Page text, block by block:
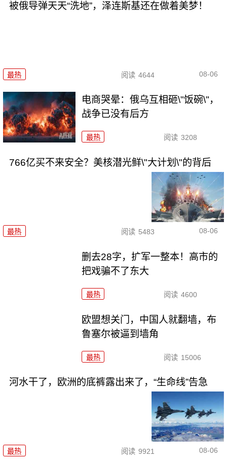
被俄导弹天天“洗地”，泽连斯基还在做着美梦！
最热 阅读 4644 08-06
电商哭晕：俄乌互相砸\"饭碗\"，
战争已没有后方
最热 阅读 3208
766亿买不来安全？美核潜光鲜\"大计划\"的背后
最热 阅读 5483 08-06
删去28字，扩军一整本！高市的
把戏骗不了东大
最热 阅读 4600
欧盟想关门，中国人就翻墙，布
鲁塞尔被逼到墙角
最热 阅读 15006
河水干了，欧洲的底裤露出来了，“生命线”告急
最热 阅读 9921 08-06